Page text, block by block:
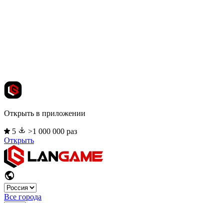
Открыть в приложении
5
>1 000 000 раз
Открыть
Все города